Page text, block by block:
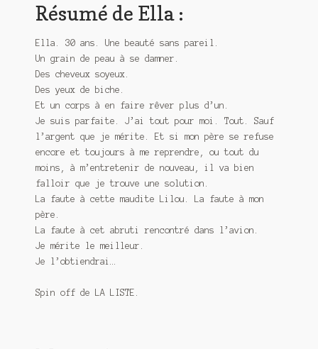
Mon admirateur de l’avent
Mon Compte
Panier
Sans retour
Sauver ou périr
Une baffe et ça repart
Résumé de Ella :
Ella. 30 ans. Une beauté sans pareil.
Un grain de peau à se damner.
Des cheveux soyeux.
Des yeux de biche.
Et un corps à en faire rêver plus d’un.
Je suis parfaite. J’ai tout pour moi. Tout. Sauf
l’argent que je mérite. Et si mon père se refuse
encore et toujours à me reprendre, ou tout du
moins, à m’entretenir de nouveau, il va bien
falloir que je trouve une solution.
La faute à cette maudite Lilou. La faute à mon
père.
La faute à cet abruti rencontré dans l’avion.
Je mérite le meilleur.
Je l’obtiendrai…
Spin off de LA LISTE.